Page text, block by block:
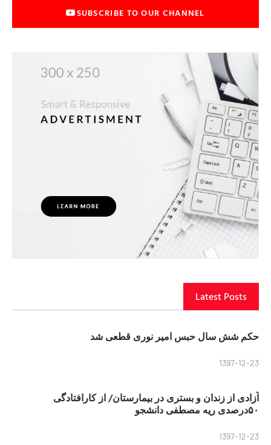
SUBSCRIBE TO OUR CHANNEL
Latest Posts
حکم شش سال حبس امیر نوری قطعی شد
1397-12-23
آزادی از زندان و بستری در بیمارستان/ از کارافتادگی
۵۰درصدی ریه مصطفی دانشجو
1397-12-23